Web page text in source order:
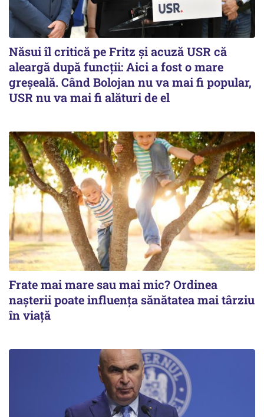
Năsui îl critică pe Fritz și acuză USR că
aleargă după funcții: Aici a fost o mare
greșeală. Când Bolojan nu va mai fi popular,
USR nu va mai fi alături de el
Frate mai mare sau mai mic? Ordinea
nașterii poate influența sănătatea mai târziu
în viață